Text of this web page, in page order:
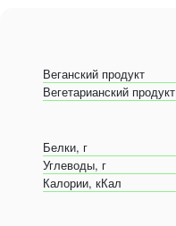
Веганский продукт
Вегетарианский продукт
Белки, г
Углеводы, г
Калории, кКал